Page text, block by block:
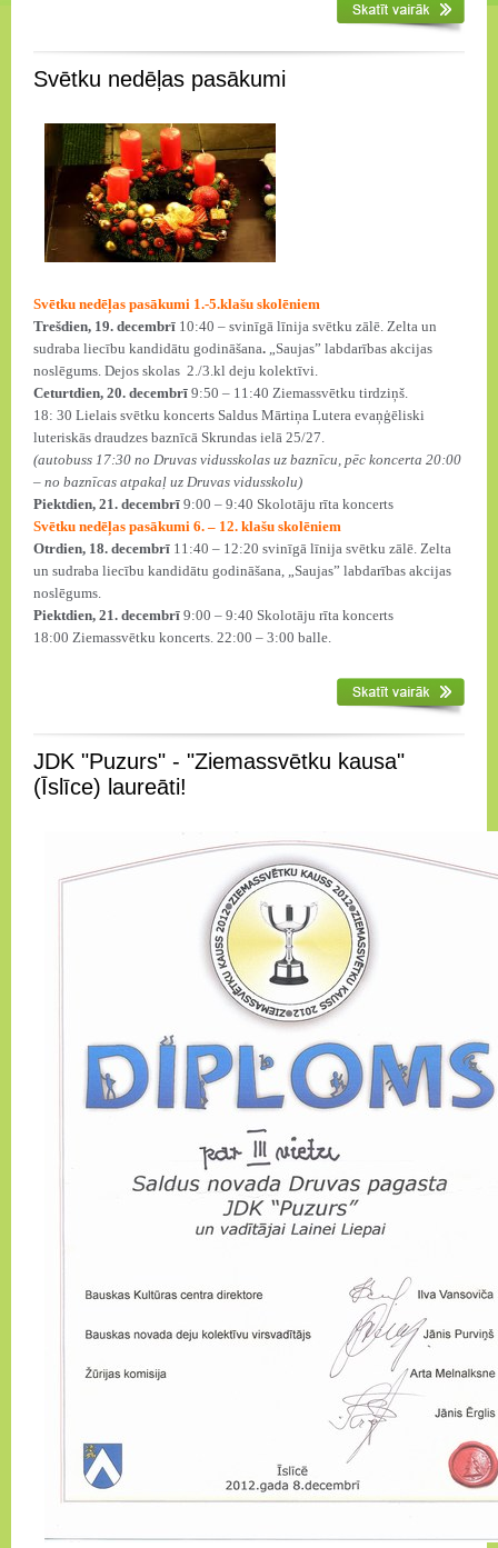
Svētku nedēļas pasākumi
Svētku nedēļas pasākumi 1.-5.klašu skolēniem
Trešdien, 19. decembrī 10:40 – svinīgā līnija svētku zālē. Zelta un
sudraba liecību kandidātu godināšana. „Saujas” labdarības akcijas
noslēgums. Dejos skolas 2./3.kl deju kolektīvi.
Ceturtdien, 20. decembrī 9:50 – 11:40 Ziemassvētku tirdziņš.
18: 30 Lielais svētku koncerts Saldus Mārtiņa Lutera evaņģēliski
luteriskās draudzes baznīcā Skrundas ielā 25/27.
(autobuss 17:30 no Druvas vidusskolas uz baznīcu, pēc koncerta 20:00
– no baznīcas atpakaļ uz Druvas vidusskolu)
Piektdien, 21. decembrī 9:00 – 9:40 Skolotāju rīta koncerts
Svētku nedēļas pasākumi 6. – 12. klašu skolēniem
Otrdien, 18. decembrī 11:40 – 12:20 svinīgā līnija svētku zālē. Zelta
un sudraba liecību kandidātu godināšana, „Saujas” labdarības akcijas
noslēgums.
Piektdien, 21. decembrī 9:00 – 9:40 Skolotāju rīta koncerts
18:00 Ziemassvētku koncerts. 22:00 – 3:00 balle.
JDK "Puzurs" - "Ziemassvētku kausa"
(Īslīce) laureāti!